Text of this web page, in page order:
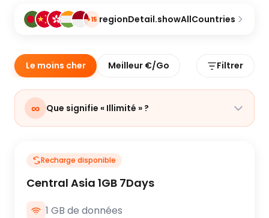
+15 regionDetail.showAllCountries
Le moins cher Meilleur €/Go Filtrer
∞ Que signifie « Illimité » ?
Recharge disponible
Central Asia 1GB 7Days
1 GB de données